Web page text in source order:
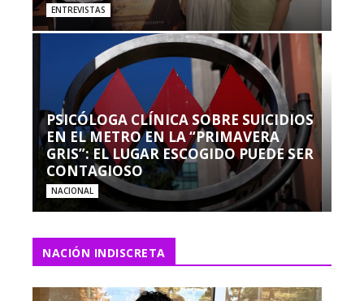
ENTREVISTAS
PSICÓLOGA CLÍNICA SOBRE SUICIDIOS
EN EL METRO EN LA “PRIMAVERA
GRIS”: EL LUGAR ESCOGIDO PUEDE SER
CONTAGIOSO
NACIONAL
NACIÓN INDISCRETA